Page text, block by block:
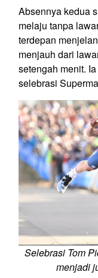
Absennya kedua
melaju tanpa
terdepan
menjauh dari
setengah menit.
selebrasi
Selebrasi Tom
menjadi